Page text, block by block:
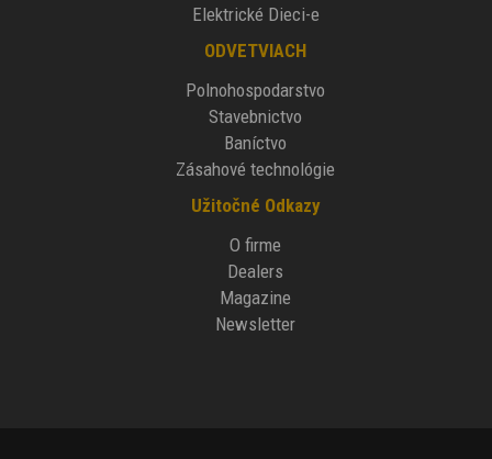
Elektrické Dieci-e
ODVETVIACH
Polnohospodarstvo
Stavebnictvo
Baníctvo
Zásahové technológie
Užitočné Odkazy
O firme
Dealers
Magazine
Newsletter